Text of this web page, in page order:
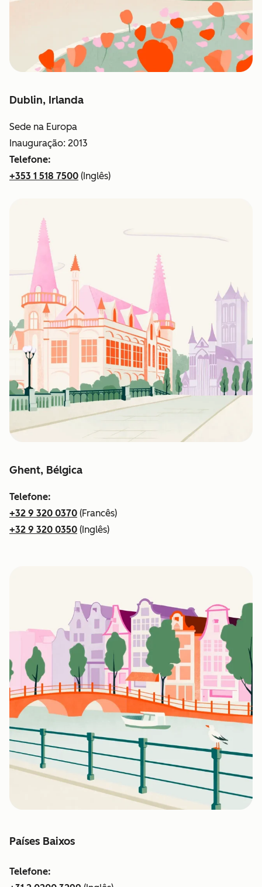
Dublin, Irlanda
Sede na Europa
Inauguração: 2013
Telefone:
+353 1 518 7500 (Inglês)
Ghent, Bélgica
Telefone:
+32 9 320 0370 (Francês)
+32 9 320 0350 (Inglês)
Países Baixos
Telefone: